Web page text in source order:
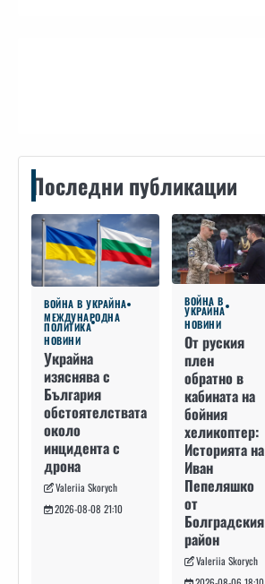
Последни публикации
ВОЙНА В УКРАЙНА
МЕЖДУНАРОДНА
ПОЛИТИКА
НОВИНИ
Украйна
изяснява с
България
обстоятелствата
около
инцидента с
дрона
Valeriia Skorych
2026-08-08 21:10
ВОЙНА В
УКРАЙНА
НОВИНИ
От руския
плен
обратно в
кабината на
бойния
хеликоптер:
Историята на
Иван
Пепеляшко
от
Болградския
район
Valeriia Skorych